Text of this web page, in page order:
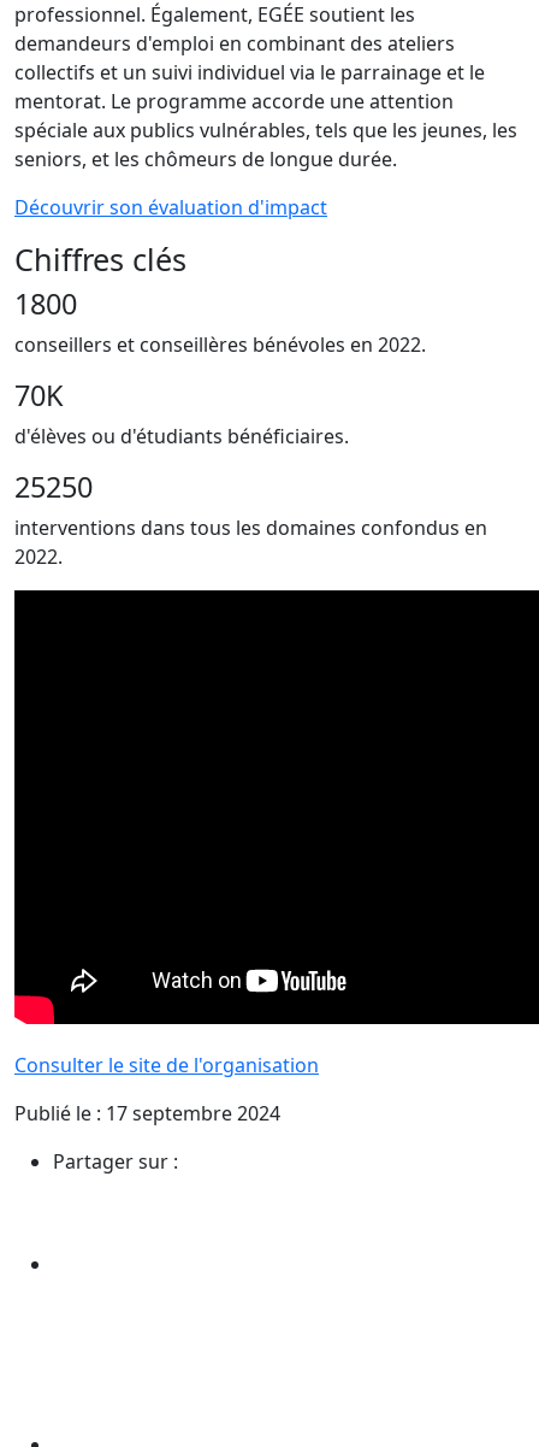
professionnel. Également, EGÉE soutient les
demandeurs d'emploi en combinant des ateliers
collectifs et un suivi individuel via le parrainage et le
mentorat. Le programme accorde une attention
spéciale aux publics vulnérables, tels que les jeunes, les
seniors, et les chômeurs de longue durée.
Découvrir son évaluation d'impact
Chiffres clés
1800
conseillers et conseillères bénévoles en 2022.
70K
d'élèves ou d'étudiants bénéficiaires.
25250
interventions dans tous les domaines confondus en
2022.
Consulter le site de l'organisation
Publié le : 17 septembre 2024
Partager sur :